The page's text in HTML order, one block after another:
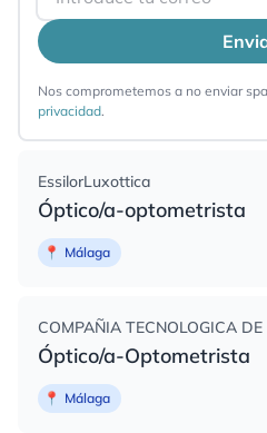
Nos comprometemos a no enviar
privacidad.
EssilorLuxottica
Óptico/a-optometrista
📍 Málaga
COMPAÑIA TECNOLOGICA
Óptico/a-Optometrista
📍 Málaga